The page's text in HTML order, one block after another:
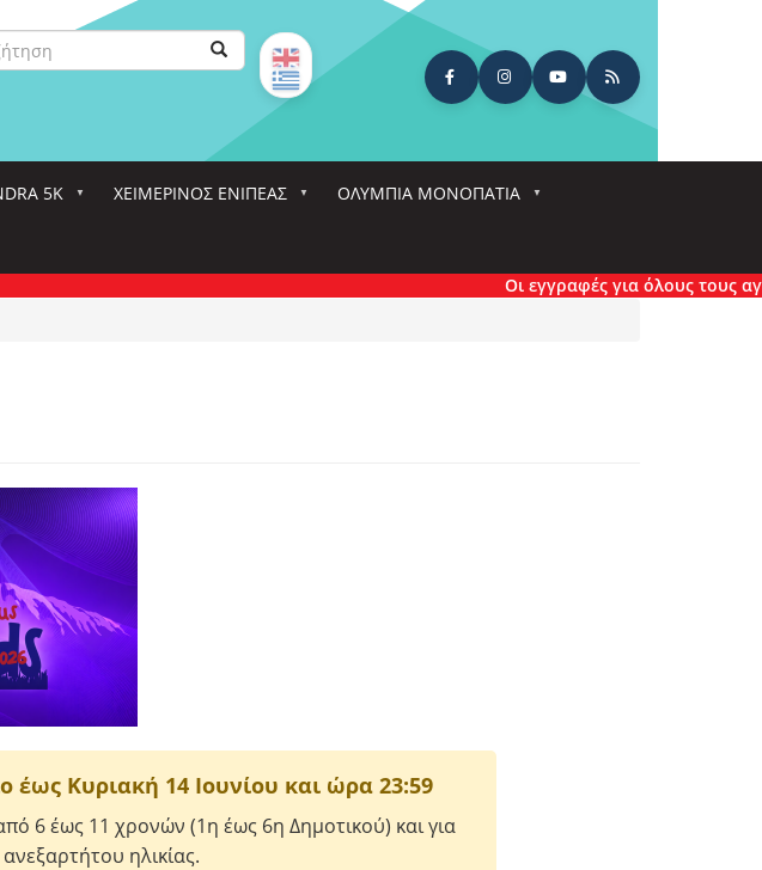
Αναζήτηση
5K ΧΕΙΜΕΡΙΝΟΣ ΕΝΙΠΕΑΣ ΟΛΎΜΠΙΑ ΜΟΝΟΠΆΤΙΑ
Οι εγγραφές για όλους τους
Κυριακή 14 Ιουνίου και ώρα 23:59
6 έως 11 χρονών (1η έως 6η Δημοτικού) και για
ηλικίας.